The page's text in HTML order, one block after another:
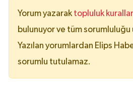
Yorum yazarak topluluk
bulunuyor ve tüm
Yazılan yorumlardan Elips
sorumlu tutulamaz.